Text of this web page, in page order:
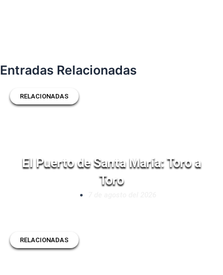
Entradas Relacionadas
RELACIONADAS
El Puerto de Santa María: Toro a
Toro
RELACIONADAS